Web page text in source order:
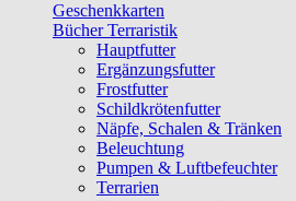
Geschenkkarten
Bücher Terraristik
Hauptfutter
Ergänzungsfutter
Frostfutter
Schildkrötenfutter
Näpfe, Schalen & Tränken
Beleuchtung
Pumpen & Luftbefeuchter
Terrarien